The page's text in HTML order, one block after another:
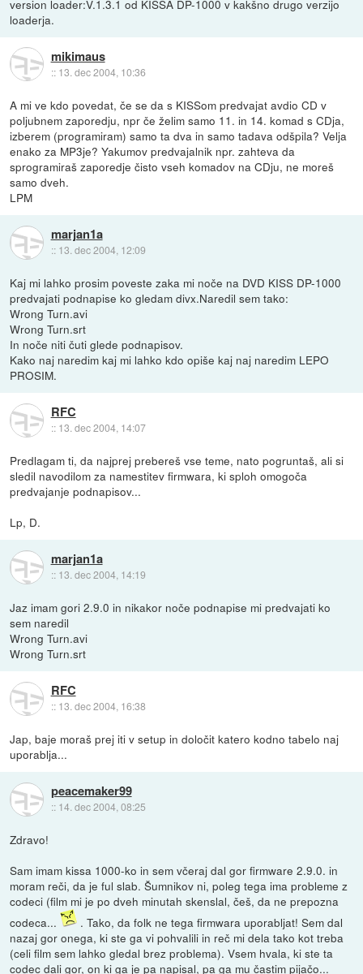
version loader:V.1.3.1 od KISSA DP-1000 v kakšno drugo verzijo
loaderja.
mikimaus
:: 13. dec 2004, 10:36
A mi ve kdo povedat, če se da s KISSom predvajat avdio CD v
poljubnem zaporedju, npr če želim samo 11. in 14. komad s CDja,
izberem (programiram) samo ta dva in samo tadava odšpila? Velja
enako za MP3je? Yakumov predvajalnik npr. zahteva da
sprogramiraš zaporedje čisto vseh komadov na CDju, ne moreš
samo dveh.
LPM
marjan1a
:: 13. dec 2004, 12:09
Kaj mi lahko prosim poveste zaka mi noče na DVD KISS DP-1000
predvajati podnapise ko gledam divx.Naredil sem tako:
Wrong Turn.avi
Wrong Turn.srt
In noče niti čuti glede podnapisov.
Kako naj naredim kaj mi lahko kdo opiše kaj naj naredim LEPO
PROSIM.
RFC
:: 13. dec 2004, 14:07
Predlagam ti, da najprej prebereš vse teme, nato pogruntaš, ali si
sledil navodilom za namestitev firmwara, ki sploh omogoča
predvajanje podnapisov...
Lp, D.
marjan1a
:: 13. dec 2004, 14:19
Jaz imam gori 2.9.0 in nikakor noče podnapise mi predvajati ko
sem naredil
Wrong Turn.avi
Wrong Turn.srt
RFC
:: 13. dec 2004, 16:38
Jap, baje moraš prej iti v setup in določit katero kodno tabelo naj
uporablja...
peacemaker99
:: 14. dec 2004, 08:25
Zdravo!
Sam imam kissa 1000-ko in sem včeraj dal gor firmware 2.9.0. in
moram reči, da je ful slab. Šumnikov ni, poleg tega ima probleme z
codeci (film mi je po dveh minutah skenslal, češ, da ne prepozna
codeca...
. Tako, da folk ne tega firmwara uporabljat! Sem dal
nazaj gor onega, ki ste ga vi pohvalili in reč mi dela tako kot treba
(celi film sem lahko gledal brez problema). Vsem hvala, ki ste ta
codec dali gor, on ki ga je pa napisal, pa ga mu častim pijačo...